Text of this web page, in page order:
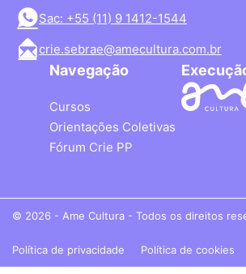
Sac: +55 (11) 9 1412-1544
crie.sebrae@amecultura.com.br
Navegação
Cursos
Orientações Coletivas
Fórum Crie PP
© 2026 - Ame Cultura - Todos os direitos
Política de privacidade Política de cookies